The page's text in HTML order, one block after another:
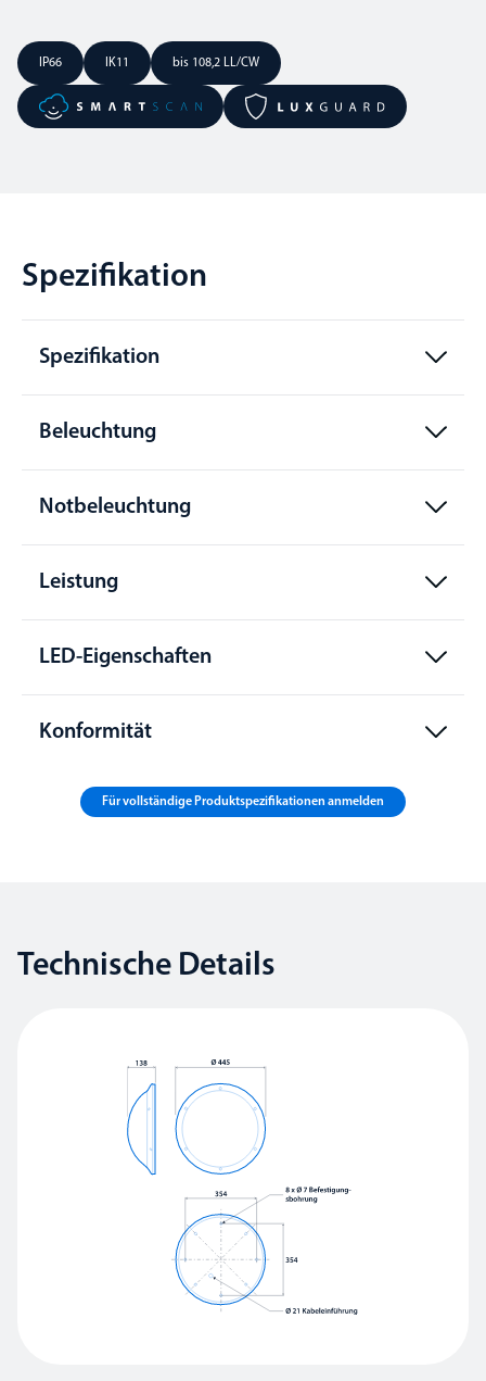
IP66 IK11 bis 108,2 LL/CW
Spezifikation
Spezifikation
Beleuchtung
Notbeleuchtung
Leistung
LED-Eigenschaften
Konformität
Für vollständige Produktspezifikationen anmelden
Technische Details